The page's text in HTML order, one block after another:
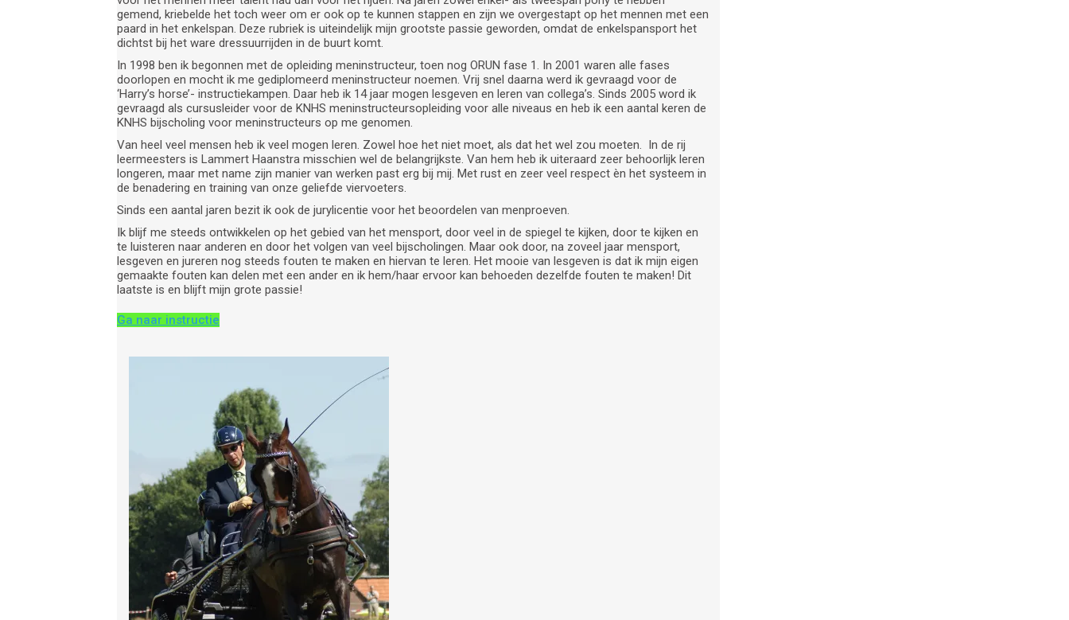
gemend, kriebelde het toch weer om er ook op te kunnen stappen en zijn we overgestapt op het mennen met een
paard in het enkelspan. Deze rubriek is uiteindelijk mijn grootste passie geworden, omdat de enkelspansport het
dichtst bij het ware dressuurrijden in de buurt komt.
In 1998 ben ik begonnen met de opleiding meninstructeur, toen nog ORUN fase 1. In 2001 waren alle fases
doorlopen en mocht ik me gediplomeerd meninstructeur noemen. Vrij snel daarna werd ik gevraagd voor de
‘Harry’s horse’- instructiekampen. Daar heb ik 14 jaar mogen lesgeven en leren van collega’s. Sinds 2005 word ik
gevraagd als cursusleider voor de KNHS meninstructeursopleiding voor alle niveaus en heb ik een aantal keren de
KNHS bijscholing voor meninstructeurs op me genomen.
Van heel veel mensen heb ik veel mogen leren. Zowel hoe het niet moet, als dat het wel zou moeten. In de rij
leermeesters is Lammert Haanstra misschien wel de belangrijkste. Van hem heb ik uiteraard zeer behoorlijk leren
longeren, maar met name zijn manier van werken past erg bij mij. Met rust en zeer veel respect èn het systeem in
de benadering en training van onze geliefde viervoeters.
Sinds een aantal jaren bezit ik ook de jurylicentie voor het beoordelen van menproeven.
Ik blijf me steeds ontwikkelen op het gebied van het mensport, door veel in de spiegel te kijken, door te kijken en
te luisteren naar anderen en door het volgen van veel bijscholingen. Maar ook door, na zoveel jaar mensport,
lesgeven en jureren nog steeds fouten te maken en hiervan te leren. Het mooie van lesgeven is dat ik mijn eigen
gemaakte fouten kan delen met een ander en ik hem/haar ervoor kan behoeden dezelfde fouten te maken! Dit
laatste is en blijft mijn grote passie!
Ga naar instructie